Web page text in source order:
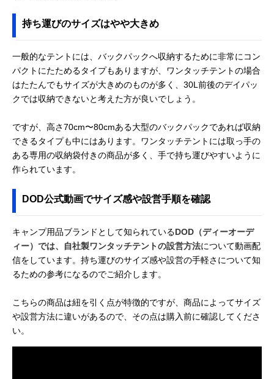
持ち運びのサイズはやや大きめ
一般的なテントには、バックパックへ収納するために非常にコン
パクトにたためるタイプもありますが、ワンタッチテントの場合
はたたんでもサイズが大きめのものが多く、30L前後のデイパッ
クでは収納できないと考えた方が良いでしょう。
ですが、高さ70cm〜80cmある大型のバックパックであれば収納
できるタイプも中にはあります。ワンタッチテントには取っ手の
ある専用の収納袋付きの商品が多く、手で持ち運びやすいように
作られています。
DOD公式動画でサイズ感や設営手順を確認
キャンプ用品ブランドとして知られているDOD（ディーオーデ
ィー）では、自社製ワンタッチテントの設営方法について動画配
信をしています。持ち運びのサイズ感や設営の手軽さについて知
るための参考になるのでご紹介します。
こちらの商品は紐を引く点が特徴的ですが、商品によってサイズ
や設営方法に違いがあるので、その点は購入前に確認してくださ
い。